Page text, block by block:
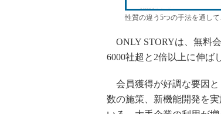
性質の違う5つの手法を通し
ONLY STORYは、無料
6000社超と2倍以上に伸ば
会員獲得が好調な要因と
数の施策、新機能開発を